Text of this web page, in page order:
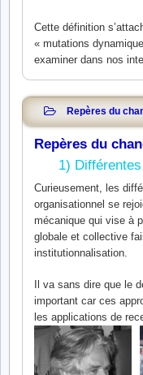
Cette définition
« mutations
examiner dans nos
Repères du
Repères du
1)
Curieusement, les
organisationnel se
mécanique qui vise à
globale et collective
institutionnalisation.
Il va sans dire que le
important car ces
les applications de